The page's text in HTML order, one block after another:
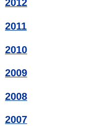
2012
2011
2010
2009
2008
2007